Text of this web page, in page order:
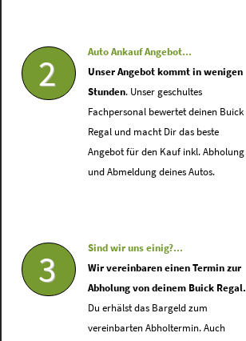
2
Auto Ankauf Angebot...
Unser Angebot kommt in wenigen
Stunden. Unser geschultes
Fachpersonal bewertet deinen Buick
Regal und macht Dir das beste
Angebot für den Kauf inkl. Abholung
und Abmeldung deines Autos.
3
Sind wir uns einig?...
Wir vereinbaren einen Termin zur
Abholung von deinem Buick Regal.
Du erhälst das Bargeld zum
vereinbarten Abholtermin. Auch